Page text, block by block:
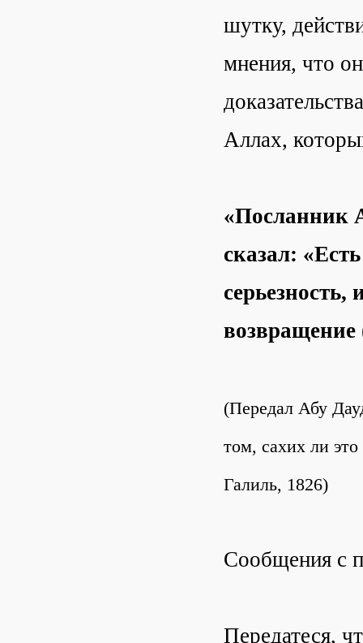
шутку,
мнения, что
Аллах,
«Посланник
сказал:
(Передал Абу
том, сахих ли
Галиль, 1826)
Сообщения с
Передатеся,